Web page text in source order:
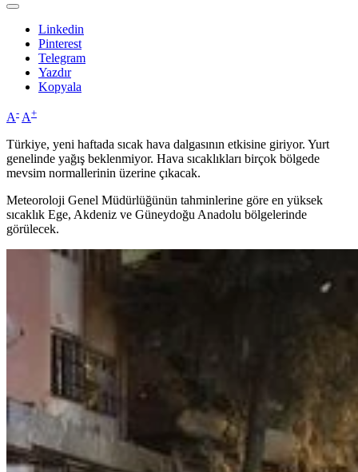
Linkedin
Pinterest
Telegram
Yazdır
Kopyala
A- A+
Türkiye, yeni haftada sıcak hava dalgasının etkisine giriyor. Yurt
genelinde yağış beklenmiyor. Hava sıcaklıkları birçok bölgede
mevsim normallerinin üzerine çıkacak.
Meteoroloji Genel Müdürlüğünün tahminlerine göre en yüksek
sıcaklık Ege, Akdeniz ve Güneydoğu Anadolu bölgelerinde
görülecek.